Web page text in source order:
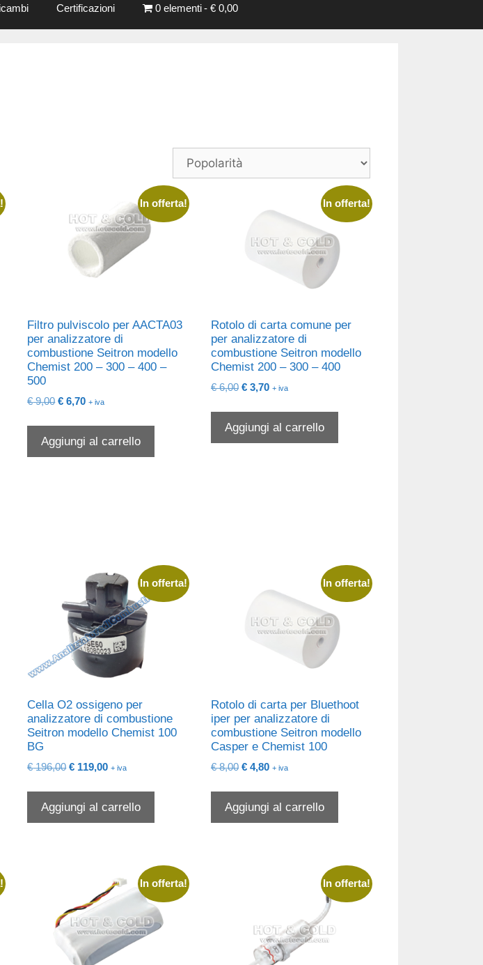
Certificazioni 0 elementi € 0,00
In offerta!
Filtro pulviscolo per AACTA03
per analizzatore di
combustione Seitron modello
Chemist 200 – 300 – 400 –
500
€9,00 Il
era:
€ 9,00.
€ 6,70Il
è:
€ 6,70.
+ iva
Aggiungi al carrello
In offerta!
Rotolo di carta comune per
per analizzatore di
combustione Seitron modello
Chemist 200 – 300 – 400
€6,00 Il
era:
€ 6,00.
€3,70Il
è:
€ 3,70.
+ iva
Aggiungi al carrello
In offerta!
Cella O2 ossigeno per
analizzatore di combustione
Seitron modello Chemist 100
BG
€196,00 Il
era:
€ 196,00.
€ 119,00Il
è:
€ 119,00.
+ iva
Aggiungi al carrello
In offerta!
Rotolo di carta per Bluethoot
iper per analizzatore di
combustione Seitron modello
Casper e Chemist 100
€8,00 Il
era:
€ 8,00.
€4,80Il
è:
€ 4,80.
+ iva
Aggiungi al carrello
In offerta! In offerta!